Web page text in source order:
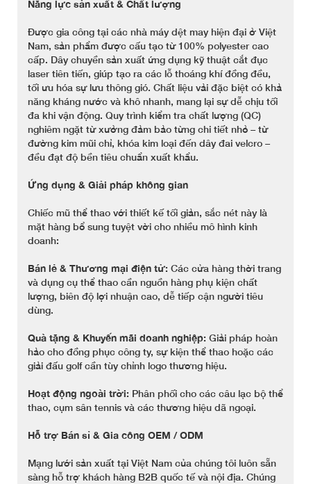
Năng lực sản xuất & Chất lượng
Được gia công tại các nhà máy dệt may hiện đại ở Việt
Nam, sản phẩm được cấu tạo từ 100% polyester cao
cấp. Dây chuyền sản xuất ứng dụng kỹ thuật cắt đục
laser tiên tiến, giúp tạo ra các lỗ thoáng khí đồng đều,
tối ưu hóa sự lưu thông gió. Chất liệu vải đặc biệt có khả
năng kháng nước và khô nhanh, mang lại sự dễ chịu tối
đa khi vận động. Quy trình kiểm tra chất lượng (QC)
nghiêm ngặt từ xưởng đảm bảo từng chi tiết nhỏ – từ
đường kim mũi chỉ, khóa kim loại đến dây đai velcro –
đều đạt độ bền tiêu chuẩn xuất khẩu.
Ứng dụng & Giải pháp không gian
Chiếc mũ thể thao với thiết kế tối giản, sắc nét này là
mặt hàng bổ sung tuyệt vời cho nhiều mô hình kinh
doanh:
Bán lẻ & Thương mại điện tử: Các cửa hàng thời trang
và dụng cụ thể thao cần nguồn hàng phụ kiện chất
lượng, biên độ lợi nhuận cao, dễ tiếp cận người tiêu
dùng.
Quà tặng & Khuyến mãi doanh nghiệp: Giải pháp hoàn
hảo cho đồng phục công ty, sự kiện thể thao hoặc các
giải đấu golf cần tùy chỉnh logo thương hiệu.
Hoạt động ngoài trời: Phân phối cho các câu lạc bộ thể
thao, cụm sân tennis và các thương hiệu dã ngoại.
Hỗ trợ Bán sỉ & Gia công OEM / ODM
Mạng lưới sản xuất tại Việt Nam của chúng tôi luôn sẵn
sàng hỗ trợ khách hàng B2B quốc tế và nội địa. Chúng